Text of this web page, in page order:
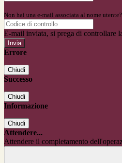
Non hai una e-mail associata al nome
E-mail inviata, si prega di controllare
Errore
Chiudi
Successo
Chiudi
Informazione
Chiudi
Attendere...
Attendere il completamento